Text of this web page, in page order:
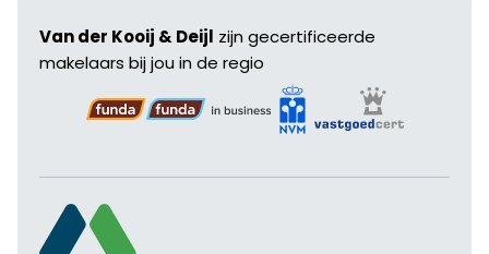
Van der Kooij & Deijl zijn gecertificeerde
makelaars bij jou in de regio